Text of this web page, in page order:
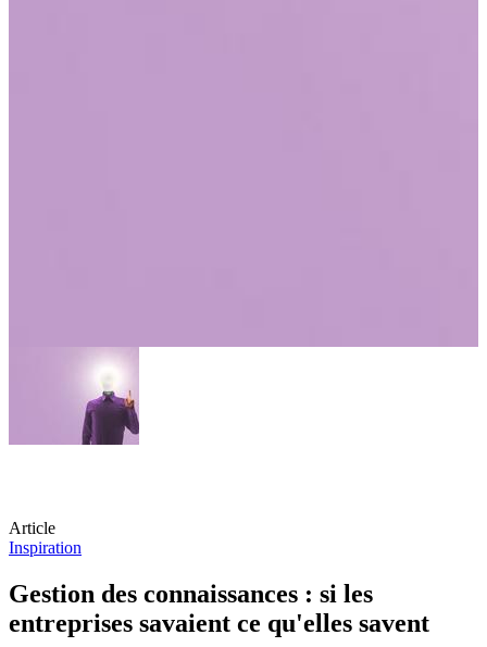
Article
Inspiration
Gestion des connaissances : si les
entreprises savaient ce qu'elles savent